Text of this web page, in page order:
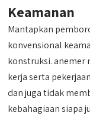
Keamanan
Mantapkan
konvensional
konstruksi. anemer
kerja serta
dan juga tidak
kebahagiaan siapa